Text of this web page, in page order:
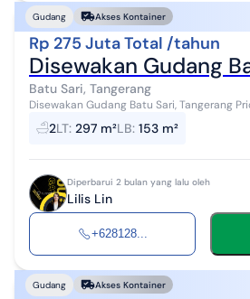
Gudang Akses Kontainer
Rp 275 Juta Total /tahun
Disewakan Gudang
Batu Sari, Tangerang
Disewakan Gudang Batu Sari, Tangerang Price: 275 Juta/Tahun
(Nepis) Spec: -LT: 297m2 -LB: 153m2 -LANTAI: 3 (LANTAI DASAR
TINGGI 6 MTR) (LANTAI 2-...
2LT: 297 m²LB: 153 m²
Diperbarui 2 bulan yang lalu oleh
Lilis Lin
+628128...
Gudang Akses Kontainer